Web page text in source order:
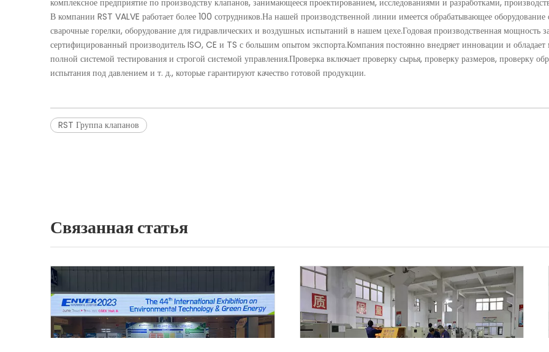
комплексное предприятие по производству клапанов, занимающееся проектированием, исследованиями и разработками,
В компании RST VALVE работает более 100 сотрудников.На нашей производственной линии имеется обрабатывающее
сварочные горелки, оборудование для гидравлических и воздушных испытаний в нашем цехе.Годовая производственная
сертифицированный производитель ISO, CE и TS с большим опытом экспорта.Компания постоянно внедряет инновации и
полной системой тестирования и строгой системой управления.Проверка включает проверку сырья, проверку размеров, проверку
испытания под давлением и т. д., которые гарантируют качество готовой продукции.
RST Группа клапанов
Связанная статья